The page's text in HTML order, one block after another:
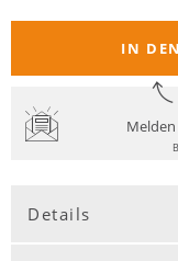
IN
Melden
Details